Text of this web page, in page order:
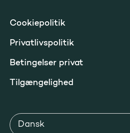
Cookiepolitik
Privatlivspolitik
Betingelser privat
Tilgængelighed
Sprog